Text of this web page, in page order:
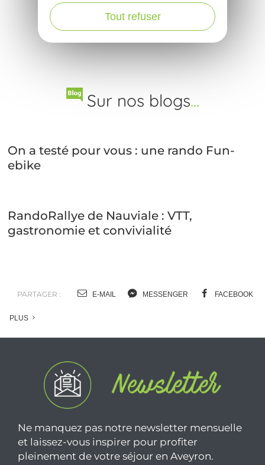
PLUS DE RÉSULTATS
Sur nos blogs...
On a testé pour vous : une rando Fun-
ebike
RandoRallye de Nauviale : VTT,
gastronomie et convivialité
PARTAGER : E-MAIL MESSENGER FACEBOOK
PLUS
Ne manquez pas notre newsletter mensuelle
et laissez-vous inspirer pour profiter
pleinement de votre séjour en Aveyron.
Tout refuser